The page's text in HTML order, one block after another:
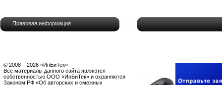
Правовая информация
© 2008 – 2026 «ИнБиТек»
Все материалы данного сайта являются
собственностью ООО «ИнБиТек» и охраняются
Законом РФ «Об авторских и смежных